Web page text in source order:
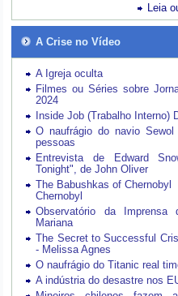
Leia
A Crise no Vídeo
A Igreja oculta
Filmes ou Séries sobre
2024
Inside Job (Trabalho Interno)
O naufrágio do navio
pessoas
Entrevista de Edward
Tonight", de John Oliver
The Babushkas of Chernobyl
Chernobyl
Observatório da
Mariana
The Secret to Successful
- Melissa Agnes
O naufrágio do Titanic real
A indústria do desastre nos